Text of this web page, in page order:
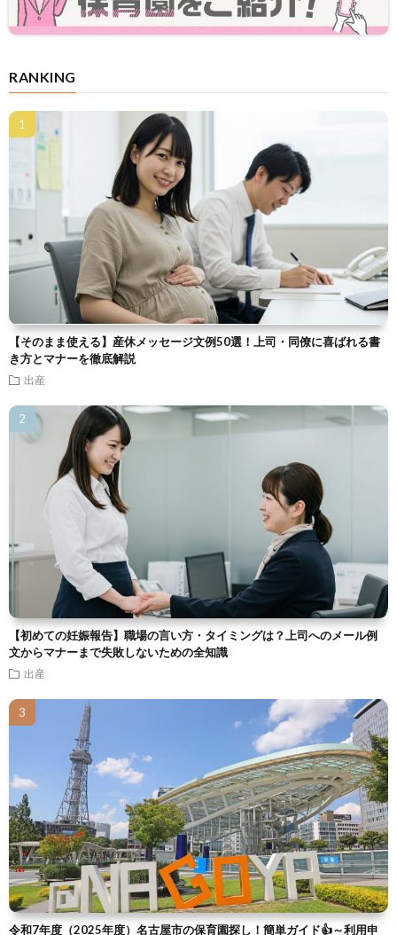
RANKING
【そのまま使える】産休メッセージ文例50選！上司・同僚に喜ばれる書
き方とマナーを徹底解説
出産
【初めての妊娠報告】職場の言い方・タイミングは？上司へのメール例
文からマナーまで失敗しないための全知識
出産
令和7年度（2025年度）名古屋市の保育園探し！簡単ガイド👍～利用申